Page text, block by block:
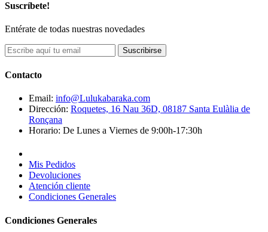
Suscríbete!
Entérate de todas nuestras novedades
Suscribirse
Contacto
Email: info@Lulukabaraka.com
Dirección: Roquetes, 16 Nau 36D, 08187 Santa Eulàlia de
Ronçana
Horario: De Lunes a Viernes de 9:00h-17:30h
Mis Pedidos
Devoluciones
Atención cliente
Condiciones Generales
Condiciones Generales